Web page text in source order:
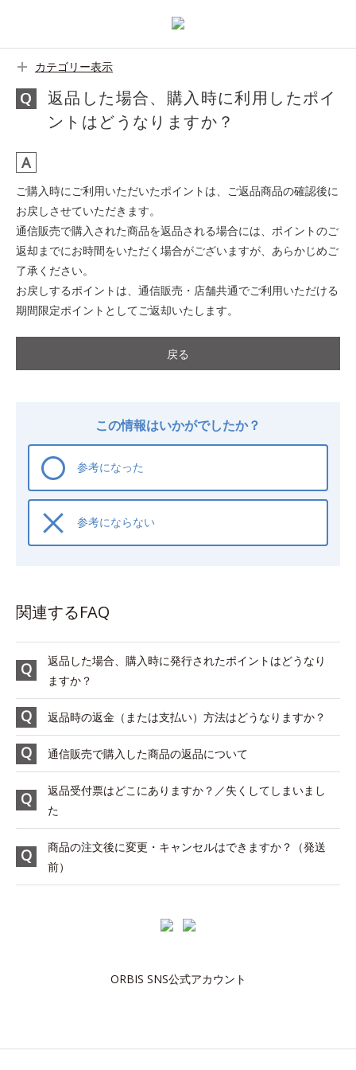
カテゴリー表示
返品した場合、購入時に利用したポイ
ントはどうなりますか？
ご購入時にご利用いただいたポイントは、ご返品商品の確認後に
お戻しさせていただきます。
通信販売で購入された商品を返品される場合には、ポイントのご
返却までにお時間をいただく場合がございますが、あらかじめご
了承ください。
お戻しするポイントは、通信販売・店舗共通でご利用いただける
期間限定ポイントとしてご返却いたします。
戻る
この情報はいかがでしたか？
参考になった
参考にならない
関連するFAQ
返品した場合、購入時に発行されたポイントはどうなり
ますか？
返品時の返金（または支払い）方法はどうなりますか？
通信販売で購入した商品の返品について
返品受付票はどこにありますか？／失くしてしまいまし
た
商品の注文後に変更・キャンセルはできますか？（発送
前）
ORBIS SNS公式アカウント